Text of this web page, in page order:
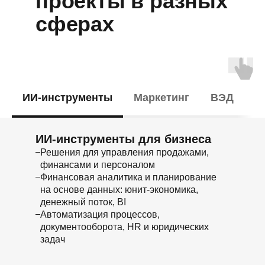
сферах
ИИ-инструменты Маркетинг ВЭД
ИИ-инструменты для бизнеса
Решения для управления продажами,
финансами и персоналом
Финансовая аналитика и планирование
на основе данных: юнит-экономика,
денежный поток, ВІ
Автоматизация процессов,
документооборота, HR и юридических
задач